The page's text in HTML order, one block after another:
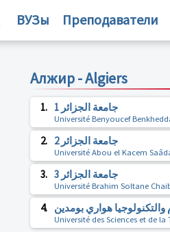
ВУЗы Преподаватели
Алжир - Algiers
1. جامعة الجزائر 1
Université Benyoucef
2. جامعة الجزائر 2
Université Abou el Kacem
3. جامعة الجزائر 3
Université Brahim Soltane
4. والتكنولوجيا هواري بومدين
Université des Sciences et de